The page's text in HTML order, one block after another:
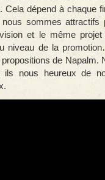
Cela dépend à chaque
sommes attractifs
et le même
niveau de la
de Napalm.
ils nous heureux de